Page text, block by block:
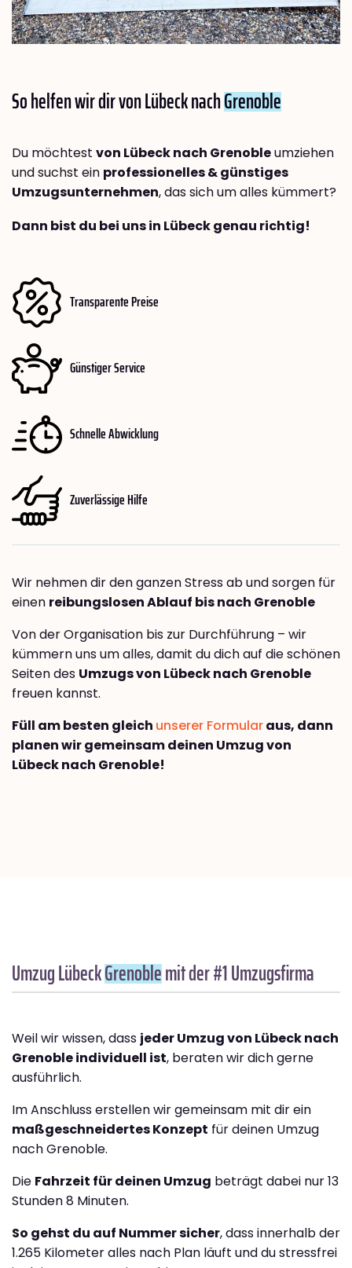
So helfen wir dir von Lübeck nachGrenoble
Du möchtest von Lübeck nach Grenobleumziehen
und suchst ein professionelles & günstiges
Umzugsunternehmen, das sich um alles kümmert?
Dann bist du bei uns in Lübeck genau richtig!
Transparente Preise
Günstiger Service
Schnelle Abwicklung
Zuverlässige Hilfe
Wir nehmen dir den ganzen Stress ab und sorgen für
einen reibungslosen Ablauf bis nach Grenoble
Von der Organisation bis zur Durchführung – wir
kümmern uns um alles, damit du dich auf die schönen
Seiten des Umzugs von Lübeck nach Grenoble
freuen kannst.
Füll am besten gleich unserer Formularaus, dann
planen wir gemeinsam deinen Umzug von
Lübeck nach Grenoble!
Umzug LübeckGrenoblemit der #1 Umzugsfirma
Weil wir wissen, dass jeder Umzug von Lübeck nach
Grenoble individuell ist, beraten wir dich gerne
ausführlich.
Im Anschluss erstellen wir gemeinsam mit dir ein
maßgeschneidertes Konzept für deinen Umzug
nach Grenoble.
Die Fahrzeit für deinen Umzug beträgt dabei nur 13
Stunden 8 Minuten.
So gehst du auf Nummer sicher, dass innerhalb der
1.265 Kilometer alles nach Plan läuft und du stressfrei